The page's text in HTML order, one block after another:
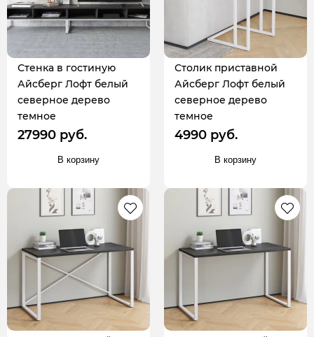
Стенка в гостиную
Айсберг Лофт белый
северное дерево
темное
27990 руб.
В корзину
Столик приставной
Айсберг Лофт белый
северное дерево
темное
4990 руб.
В корзину